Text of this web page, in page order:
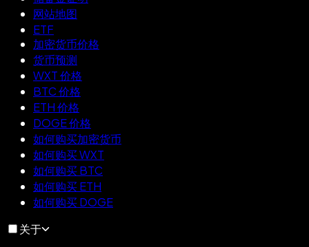
网站地图
ETF
加密货币价格
货币预测
WXT 价格
BTC 价格
ETH 价格
DOGE 价格
如何购买加密货币
如何购买 WXT
如何购买 BTC
如何购买 ETH
如何购买 DOGE
关于